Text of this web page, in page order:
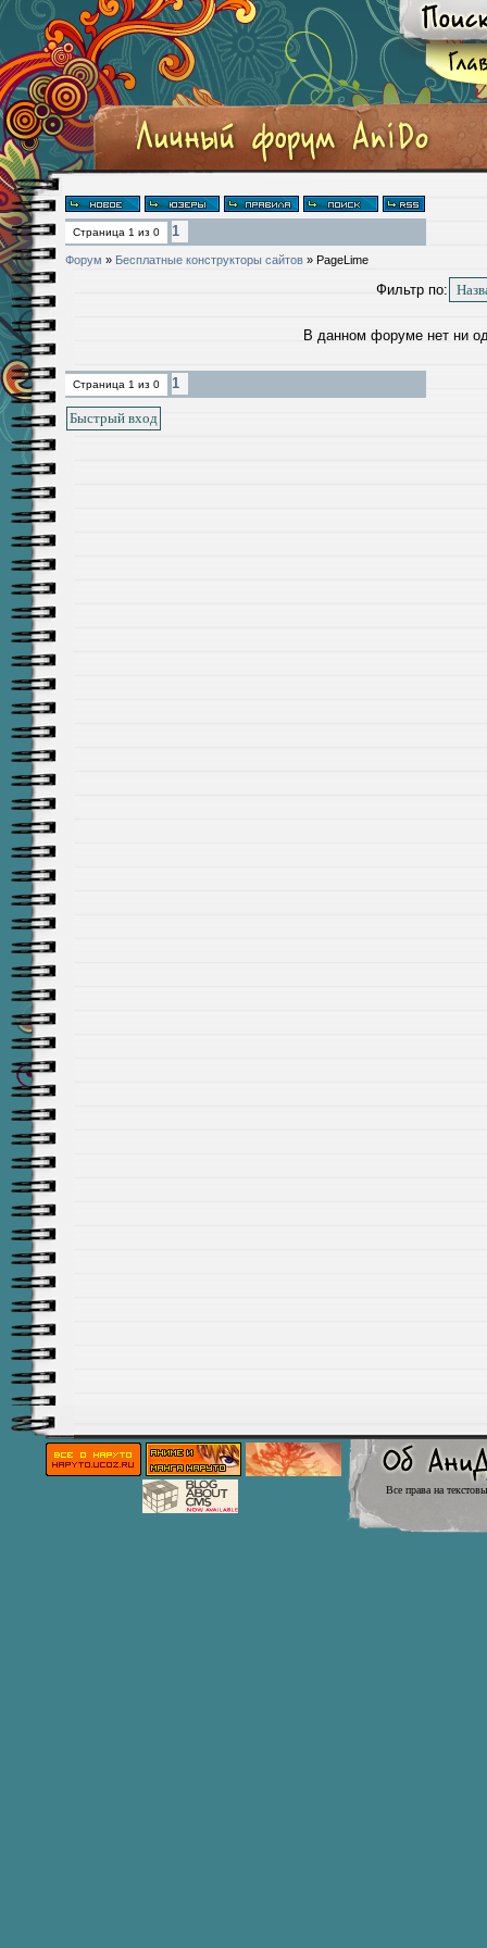
Страница 1 из 0 1
Форум » Бесплатные конструкторы сайтов » PageLime
Фильтр по:
В данном форуме нет ни
Страница 1 из 0 1
Все права на